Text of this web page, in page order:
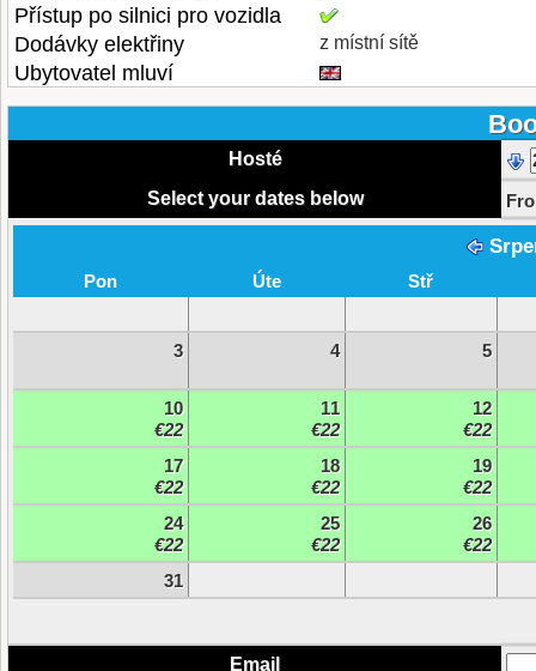
Přístup po silnici pro vozidla
Dodávky elektřiny
z místní sítě
Ubytovatel mluví
Hosté
Select your dates below
Pon Úte Stř
3 4 5
10
€22
11
€22
12
€22
17
€22
18
€22
19
€22
24
€22
25
€22
26
€22
31
Email